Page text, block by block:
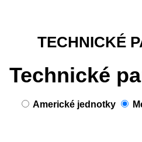
TECHNICKÉ
Technické
Americké jednotky